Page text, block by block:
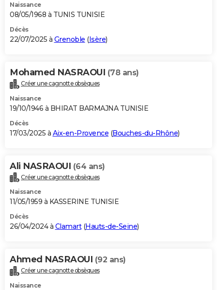
Naissance
08/05/1968 à TUNIS TUNISIE
Décès
22/07/2025 à Grenoble (Isère)
Mohamed NASRAOUI (78 ans)
Créer une cagnotte obsèques
Naissance
19/10/1946 à BHIRAT BARMAJNA TUNISIE
Décès
17/03/2025 à Aix-en-Provence (Bouches-du-Rhône)
Ali NASRAOUI (64 ans)
Créer une cagnotte obsèques
Naissance
11/05/1959 à KASSERINE TUNISIE
Décès
26/04/2024 à Clamart(Hauts-de-Seine)
Ahmed NASRAOUI (92 ans)
Créer une cagnotte obsèques
Naissance